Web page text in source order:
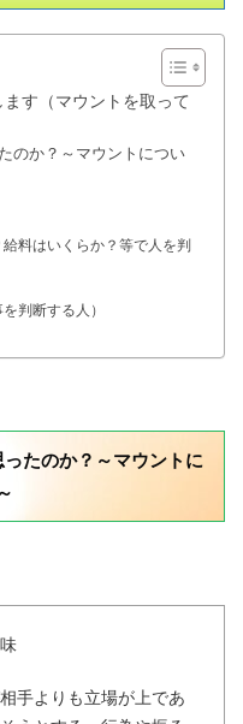
す（マウントを取って
のか？～マウントについ
料はいくらか？等で人を判
判断する人）
たのか？～マウントに
手よりも立場が上であ